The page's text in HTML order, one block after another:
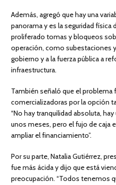
Además, agregó que hay una
panorama y es la seguridad física
proliferado tomas y bloqueos
operación, como subestaciones
gobierno y a la fuerza pública a
infraestructura.
También señaló que el problema
comercializadoras por la opción
“No hay tranquilidad absoluta,
unos meses, pero el fujo de caja
ampliar el financiamiento”.
Por su parte, Natalia Gutiérrez,
fue más ácida y dijo que está
preocupación. “Todos tenemos